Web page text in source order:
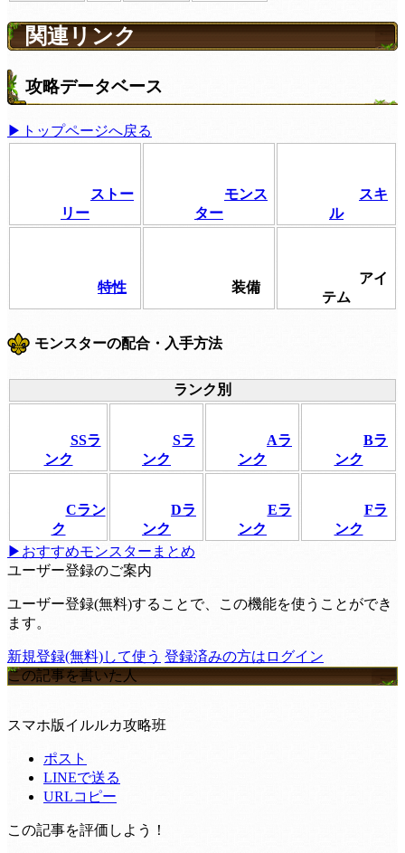
関連リンク
攻略データベース
▶トップページへ戻る
ストー
リー
モンス
ター
スキ
ル
特性 装備
アイ
テム
モンスターの配合・入手方法
ランク別
SSラ
ンク
Sラ
ンク
Aラ
ンク
Bラ
ンク
Cラン
ク
Dラ
ンク
Eラ
ンク
Fラ
ンク
▶おすすめモンスターまとめ
ユーザー登録のご案内
ユーザー登録(無料)することで、この機能を使うことができ
ます。
新規登録(無料)して使う 登録済みの方はログイン
この記事を書いた人
スマホ版イルルカ攻略班
ポスト
LINEで送る
URLコピー
この記事を評価しよう！